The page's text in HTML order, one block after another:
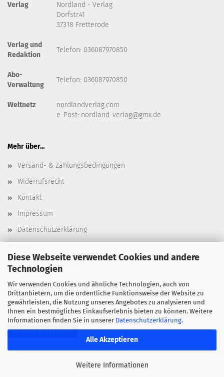
Diese Webseite verwendet Cookies und andere
Technologien
Wir verwenden Cookies und ähnliche Technologien, auch von
Drittanbietern, um die ordentliche Funktionsweise der Website zu
gewährleisten, die Nutzung unseres Angebotes zu analysieren und
Ihnen ein bestmögliches Einkaufserlebnis bieten zu können. Weitere
Informationen finden Sie in unserer Datenschutzerklärung.
Alle Akzeptieren
Weitere Informationen
Verlag
Nordland - Verlag
Dorfstr.41
37318 Fretterode
Verlag und
Redaktion
Telefon: 036087970850
Abo-
Verwaltung
Telefon: 036087970850
Weltnetz
nordlandverlag.com
e-Post: nordland-verlag@gmx.de
Mehr über...
Versand- & Zahlungsbedingungen
Widerrufsrecht
Kontakt
Impressum
Datenschutzerklärung
Cookie Einstellungen
Vertrag widerrufen